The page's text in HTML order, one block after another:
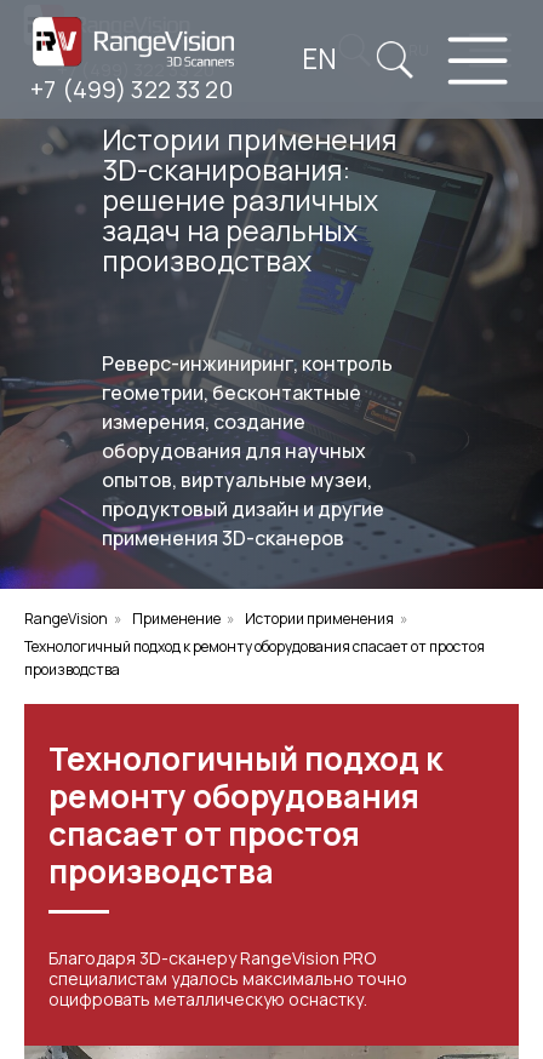
+7 (499) 322 33 20
+7 (499) 322 33 20
EN
Истории применения
3D-сканирования:
решение различных
задач на реальных
производствах
Реверс-инжиниринг, контроль
геометрии, бесконтактные
измерения, создание
оборудования для научных
опытов, виртуальные музеи,
продуктовый дизайн и другие
применения 3D-сканеров
RangeVision » Применение » Истории применения »
Технологичный подход к ремонту оборудования спасает от простоя
производства
Технологичный подход к
ремонту оборудования
спасает от простоя
производства
Благодаря 3D-сканеру RangeVision PRO
специалистам удалось максимально точно
оцифровать металлическую оснастку.